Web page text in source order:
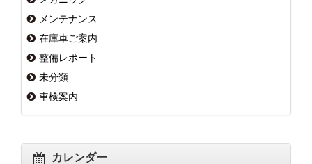
メンテナンス
在庫車ご案内
整備レポート
未分類
車検案内
カレンダー